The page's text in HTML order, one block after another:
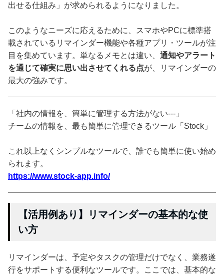
出せる仕組み」が求められるようになりました。
このようなニーズに応えるために、スマホやPCに標準搭
載されているリマインダー機能や各種アプリ・ツールが注
目を集めています。単なるメモとは違い、 通知やアラート
を通じて確実に思い出させてくれる点が、リマインダーの
最大の強みです。
「社内の情報を、簡単に管理する方法がない---」
チームの情報を、最も簡単に管理できるツール「Stock」
これ以上なくシンプルなツールで、誰でも簡単に使い始め
られます。
https://www.stock-app.info/
【活用例あり】リマインダーの基本的な使
い方
リマインダーは、予定やタスクの管理だけでなく、業務遂
行をサポートする便利なツールです。ここでは、基本的な